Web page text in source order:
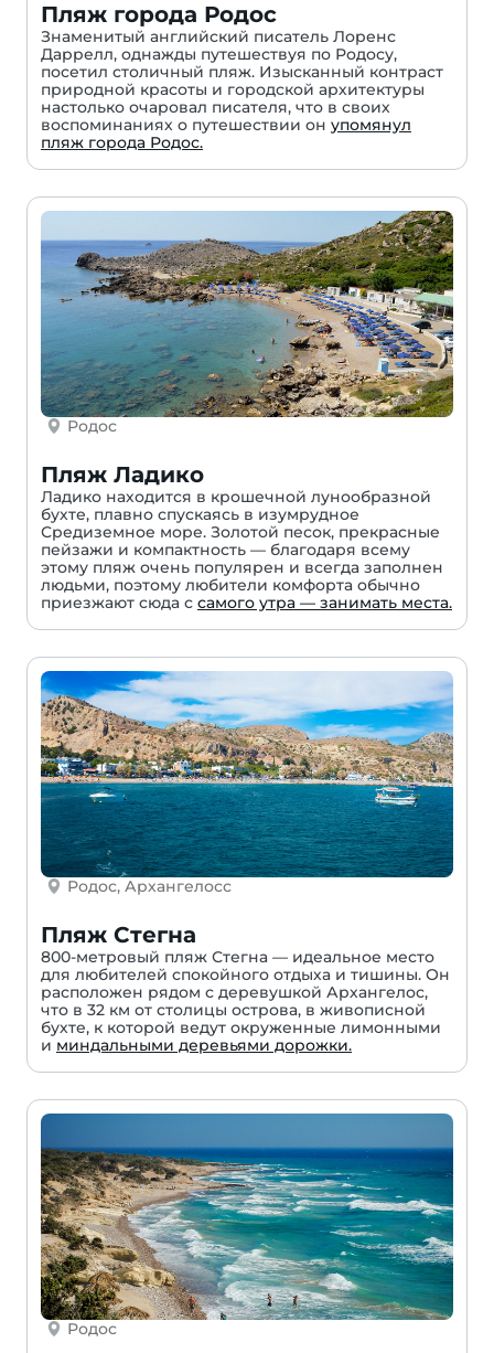
Пляж города Родос
Знаменитый английский писатель Лоренс
Даррелл, однажды путешествуя по Родосу,
посетил столичный пляж. Изысканный контраст
природной красоты и городской архитектуры
настолько очаровал писателя, что в своих
воспоминаниях о путешествии он упомянул
пляж города Родос.
Родос
Пляж Ладико
Ладико находится в крошечной лунообразной
бухте, плавно спускаясь в изумрудное
Средиземное море. Золотой песок, прекрасные
пейзажи и компактность — благодаря всему
этому пляж очень популярен и всегда заполнен
людьми, поэтому любители комфорта обычно
приезжают сюда с самого утра — занимать места.
Родос, Архангелосс
Пляж Стегна
800-метровый пляж Стегна — идеальное место
для любителей спокойного отдыха и тишины. Он
расположен рядом с деревушкой Архангелос,
что в 32 км от столицы острова, в живописной
бухте, к которой ведут окруженные лимонными
и миндальными деревьями дорожки.
Родос